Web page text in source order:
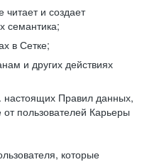
и создает
семантика;
в Сетке;
и других действиях
Правил данных,
пользователей Карьеры
которые